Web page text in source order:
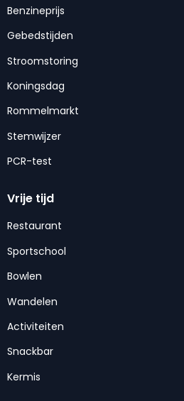
Benzineprijs
Gebedstijden
Stroomstoring
Koningsdag
Rommelmarkt
Stemwijzer
PCR-test
Vrije tijd
Restaurant
Sportschool
Bowlen
Wandelen
Activiteiten
Snackbar
Kermis